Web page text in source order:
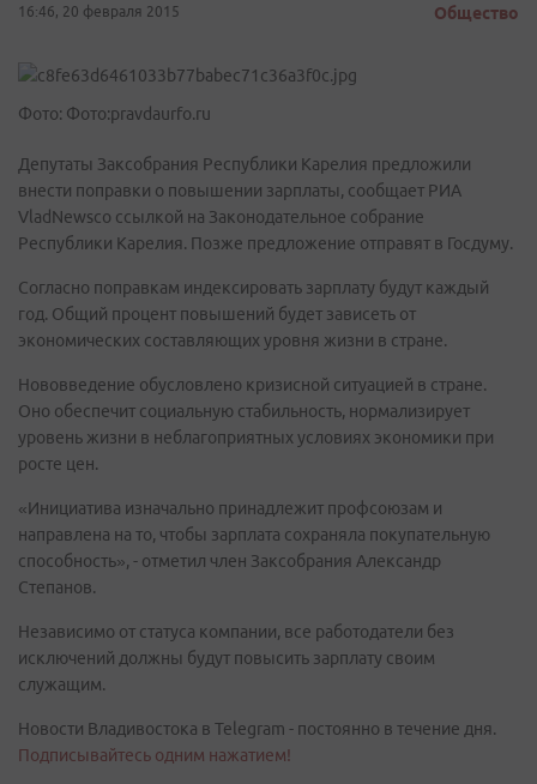
16:46, 20 февраля 2015 Общество
Фото: Фото:pravdaurfo.ru
Депутаты Заксобрания Республики Карелия предложили
внести поправки о повышении зарплаты, сообщает РИА
VladNewsсо ссылкой на Законодательное собрание
Республики Карелия. Позже предложение отправят в Госдуму.
Согласно поправкам индексировать зарплату будут каждый
год. Общий процент повышений будет зависеть от
экономических составляющих уровня жизни в стране.
Нововведение обусловлено кризисной ситуацией в стране.
Оно обеспечит социальную стабильность, нормализирует
уровень жизни в неблагоприятных условиях экономики при
росте цен.
«Инициатива изначально принадлежит профсоюзам и
направлена на то, чтобы зарплата сохраняла покупательную
способность», - отметил член Заксобрания Александр
Степанов.
Независимо от статуса компании, все работодатели без
исключений должны будут повысить зарплату своим
служащим.
Новости Владивостока в Telegram - постоянно в течение дня.
Подписывайтесь одним нажатием!